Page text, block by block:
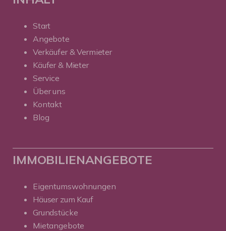
Start
Angebote
Verkäufer & Vermieter
Käufer & Mieter
Service
Über uns
Kontakt
Blog
IMMOBILIENANGEBOTE
Eigentumswohnungen
Häuser zum Kauf
Grundstücke
Mietangebote